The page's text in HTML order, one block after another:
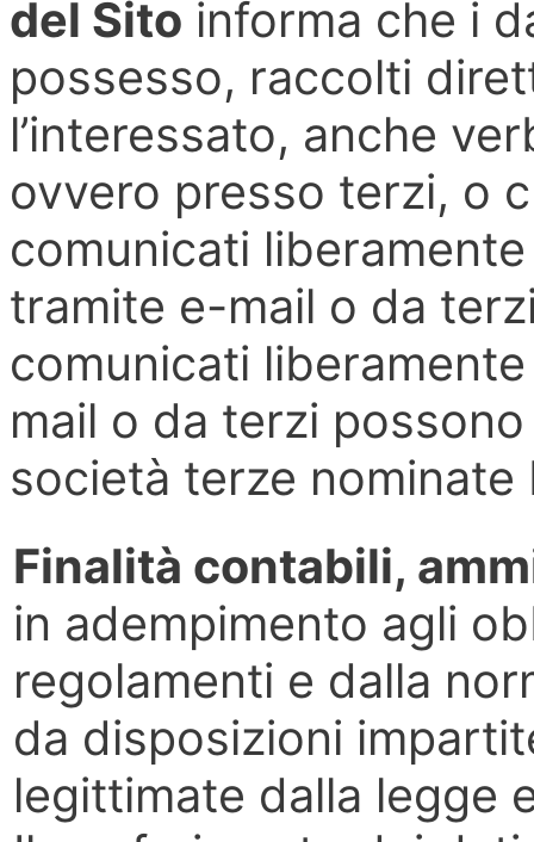
del Sito informa che i
possesso, raccolti
l’interessato, anche
ovvero presso terzi, o
comunicati
tramite e-mail o da
comunicati
mail o da terzi
società terze nominate
Finalità contabili,
in adempimento agli
regolamenti e dalla
da disposizioni
legittimate dalla legge